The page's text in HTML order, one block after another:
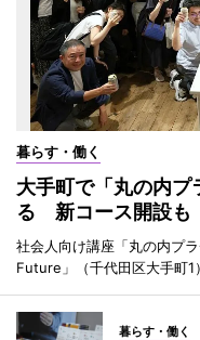
暮らす・働く
大手町で「丸の内プ
る 新コース開設も
社会人向け講座「丸の内プ
Future」（千代田区大手町1
暮らす・働く